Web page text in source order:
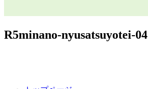
R5minano-nyusatsuyotei-04